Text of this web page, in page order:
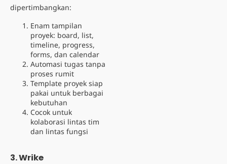
dipertimbangkan:
Enam tampilan
proyek: board, list,
timeline, progress,
forms, dan calendar
Automasi tugas tanpa
proses rumit
Template proyek siap
pakai untuk berbagai
kebutuhan
Cocok untuk
kolaborasi lintas tim
dan lintas fungsi
3. Wrike